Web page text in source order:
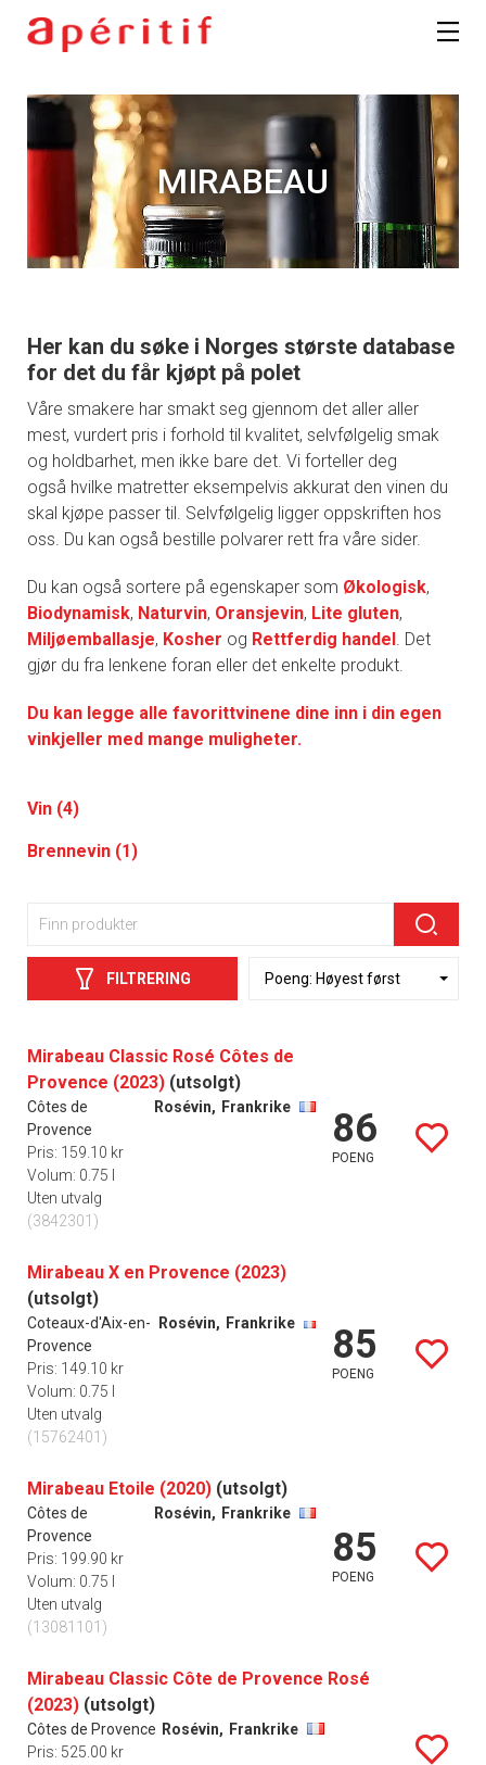
MIRABEAU
Her kan du søke i Norges største database
for det du får kjøpt på polet
Våre smakere har smakt seg gjennom det aller aller
mest, vurdert pris i forhold til kvalitet, selvfølgelig smak
og holdbarhet, men ikke bare det. Vi forteller deg
også hvilke matretter eksempelvis akkurat den vinen du
skal kjøpe passer til. Selvfølgelig ligger oppskriften hos
oss. Du kan også bestille polvarer rett fra våre sider.
Du kan også sortere på egenskaper som Økologisk,
Biodynamisk, Naturvin, Oransjevin, Lite gluten,
Miljøemballasje, Kosher og Rettferdig handel. Det
gjør du fra lenkene foran eller det enkelte produkt.
Du kan legge alle favorittvinene dine inn i din egen
vinkjeller med mange muligheter.
Vin (4)
Brennevin (1)
FILTRERING
Mirabeau Classic Rosé Côtes de
Provence (2023) (utsolgt)
Côtes de
Provence
Rosévin, Frankrike
Pris: 159.10 kr
Volum: 0.75 l
Uten utvalg
(3842301)
86
POENG
Mirabeau X en Provence (2023)
(utsolgt)
Coteaux-d'Aix-en-
Provence
Rosévin, Frankrike
Pris: 149.10 kr
Volum: 0.75 l
Uten utvalg
(15762401)
85
POENG
Mirabeau Etoile (2020) (utsolgt)
Côtes de
Provence
Rosévin, Frankrike
Pris: 199.90 kr
Volum: 0.75 l
Uten utvalg
(13081101)
85
POENG
Mirabeau Classic Côte de Provence Rosé
(2023) (utsolgt)
Côtes de Provence Rosévin, Frankrike
Pris: 525.00 kr